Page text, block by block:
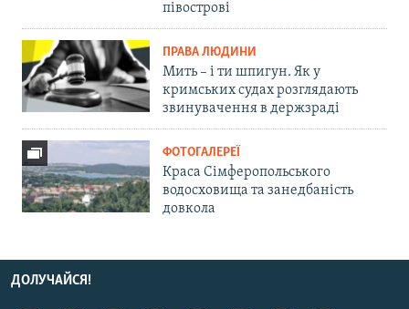
півострові
ПРАВА ЛЮДИНИ
Мить – і ти шпигун. Як у
кримських судах розглядають
звинувачення в держзраді
ФОТОГАЛЕРЕЇ
Краса Сімферопольського
водосховища та занедбаність
довкола
ДОЛУЧАЙСЯ!